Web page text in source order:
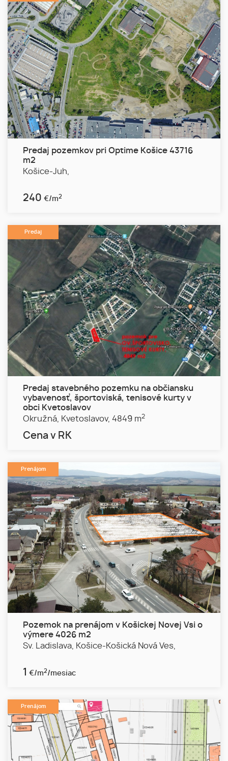
Predaj pozemkov pri Optime Košice 43716
m2
Košice-Juh,
240 €/m2
Predaj
Predaj stavebného pozemku na občiansku
vybavenosť, športoviská, tenisové kurty v
obci Kvetoslavov
Okružná,
Kvetoslavov, 4849 m2
Cena v RK
Prenájom
Pozemok na prenájom v Košickej Novej Vsi o
výmere 4026 m2
Sv. Ladislava, Košice-Košická Nová Ves,
1 €/m2/mesiac
Prenájom